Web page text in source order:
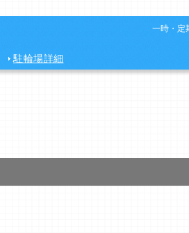
一時・定
駐輪場詳細